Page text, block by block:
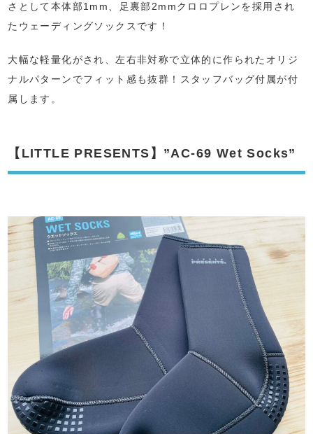
さとして本体部1mm、足裏部2mmクロロプレンを採用され
たウェーディングソックスです！
大幅な軽量化がされ、左右非対称で立体的に作られたオリジ
ナルパターンでフィット感も抜群！スタッフバッグ付属が付
属します。
【LITTLE PRESENTS】”AC-69 Wet Socks”